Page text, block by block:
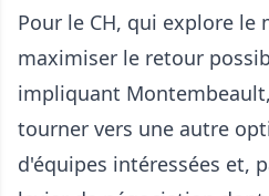
Pour le CH, qui explore le
maximiser le retour
impliquant
tourner vers une autre
d'équipes intéressées et,